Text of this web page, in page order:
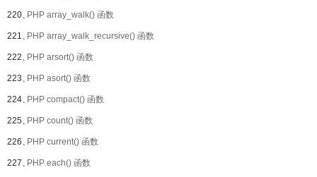
220、PHP array_walk() 函数
221、PHP array_walk_recursive() 函数
222、PHP arsort() 函数
223、PHP asort() 函数
224、PHP compact() 函数
225、PHP count() 函数
226、PHP current() 函数
227、PHP each() 函数